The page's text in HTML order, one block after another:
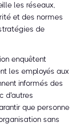
les réseaux,
et des normes
de
enquêtent
les employés aux
informés des
d'autres
que personne
sans